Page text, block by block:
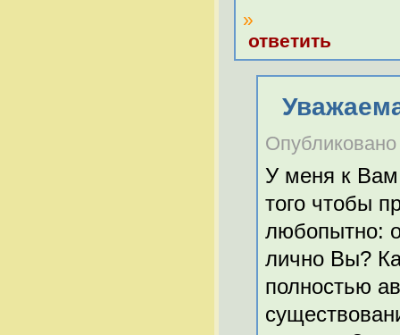
»
ответить
У меня к Вам
того чтобы
любопытно:
лично Вы?
полностью